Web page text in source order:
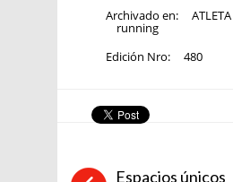
Archivado en:
running
Edición Nro:
480
Espacios únicos